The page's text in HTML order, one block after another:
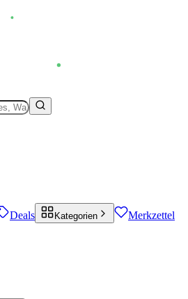
Deals Kategorien Merkzettel